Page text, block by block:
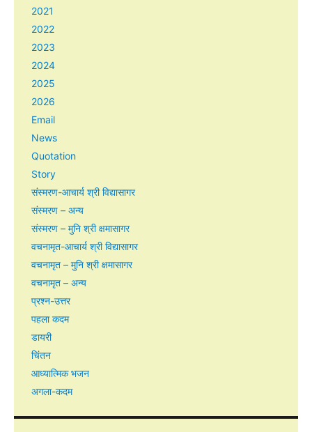
2021
2022
2023
2024
2025
2026
Email
News
Quotation
Story
संस्मरण-आचार्य श्री विद्यासागर
संस्मरण – अन्य
संस्मरण – मुनि श्री क्षमासागर
वचनामृत-आचार्य श्री विद्यासागर
वचनामृत – मुनि श्री क्षमासागर
वचनामृत – अन्य
प्रश्न-उत्तर
पहला कदम
डायरी
चिंतन
आध्यात्मिक भजन
अगला-कदम